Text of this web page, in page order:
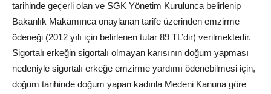
tarihinde geçerli olan ve SGK Yönetim Kurulunca belirlenip
Bakanlık Makamınca onaylanan tarife üzerinden emzirme
ödeneği (2012 yılı için belirlenen tutar 89 TL’dir) verilmektedir.
Sigortalı erkeğin sigortalı olmayan karısının doğum yapması
nedeniyle sigortalı erkeğe emzirme yardımı ödenebilmesi için,
doğum tarihinde doğum yapan kadınla Medeni Kanuna göre